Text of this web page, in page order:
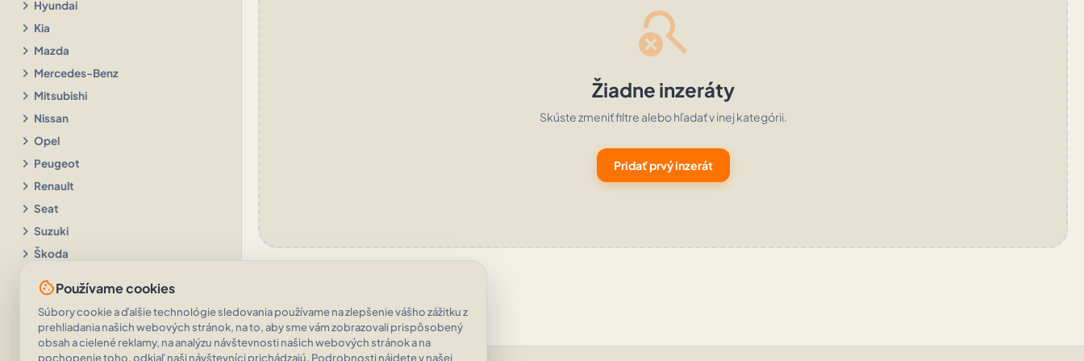
chevron_right Hyundai
chevron_right Kia
chevron_right Mazda
chevron_right Mercedes-Benz
chevron_right Mitsubishi
chevron_right Nissan
chevron_right Opel
chevron_right Peugeot
chevron_right Renault
chevron_right Seat
chevron_right Suzuki
chevron_right Škoda
chevron_right
Volkswagen
Volvo
Ostatné značky
search_off
Žiadne inzeráty
Skúste zmeniť filtre alebo hľadať v inej kategórii.
Pridať prvý inzerát
cookiePoužívame cookies
Súbory cookie a ďalšie technológie sledovania používame na zlepšenie vášho zážitku z
prehliadania našich webových stránok, na to, aby sme vám zobrazovali prispôsobený
obsah a cielené reklamy, na analýzu návštevnosti našich webových stránok a na
pochopenie toho, odkiaľ naši návštevníci prichádzajú. Podrobnosti nájdete v našej